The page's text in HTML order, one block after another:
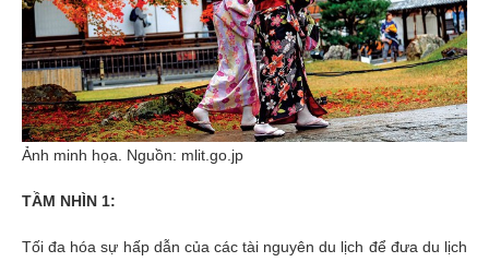
Ảnh minh họa. Nguồn: mlit.go.jp
TẦM NHÌN 1:
Tối đa hóa sự hấp dẫn của các tài nguyên du lịch để đưa du lịch